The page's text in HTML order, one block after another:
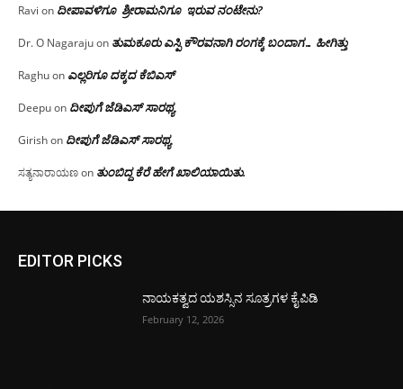
Ravi on ದೀಪಾವಳಿಗೂ ಶ್ರೀರಾಮನಿಗೂ ಇರುವ ನಂಟೇನು?
Dr. O Nagarajuon ತುಮಕೂರು ಎಸ್ಪಿ ಕೌರವನಾಗಿ ರಂಗಕ್ಕೆ ಬಂದಾಗ… ಹೀಗಿತ್ತು
Raghuon ಎಲ್ಲರಿಗೂ ದಕ್ಕದ ಕೆಬಿಎಸ್
Deepuon ದೀಪುಗೆ ಜೆಡಿಎಸ್ ಸಾರಥ್ಯ
Girishon ದೀಪುಗೆ ಜೆಡಿಎಸ್ ಸಾರಥ್ಯ
ಸತ್ಯನಾರಾಯಣon ತುಂಬಿದ್ದ ಕೆರೆ ಹೇಗೆ ಖಾಲಿಯಾಯಿತು.
EDITOR PICKS
ನಾಯಕತ್ವದ ಯಶಸ್ಸಿನ ಸೂತ್ರಗಳ ಕೈಪಿಡಿ
February 12, 2026